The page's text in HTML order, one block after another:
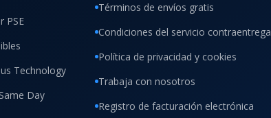
PSE
Technology
Day
Términos de envíos gratis
Condiciones del servicio contraentrega
Política de privacidad y cookies
Trabaja con nosotros
Registro de facturación electrónica